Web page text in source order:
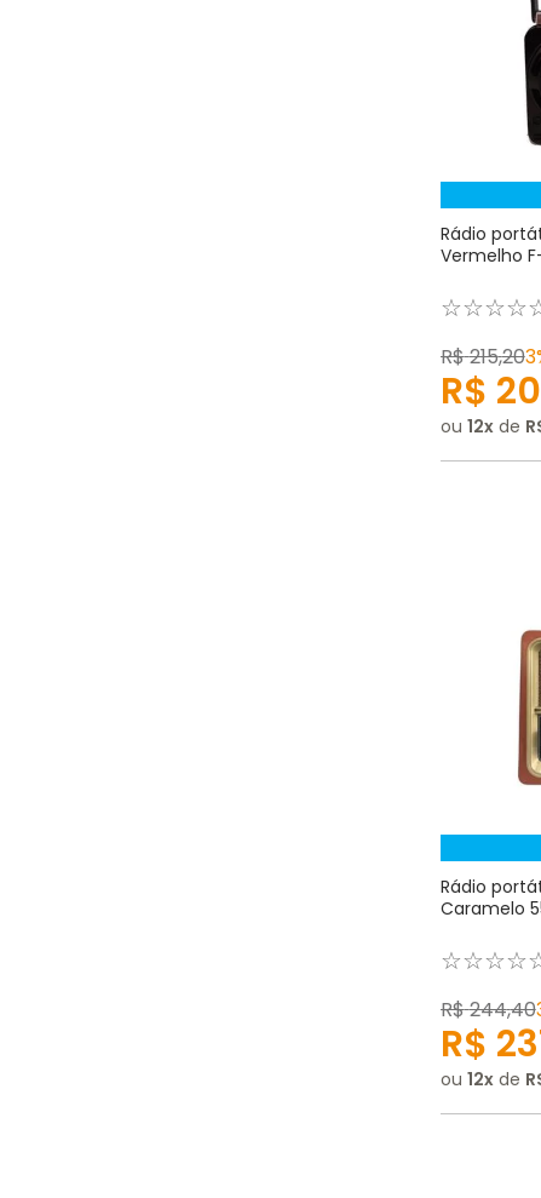
Rádio
Vermelho
☆☆☆☆
R$215,20
R$
ou 12 de
Rádio
Caramelo
☆☆☆☆
R$244,40
R$
ou 12 de